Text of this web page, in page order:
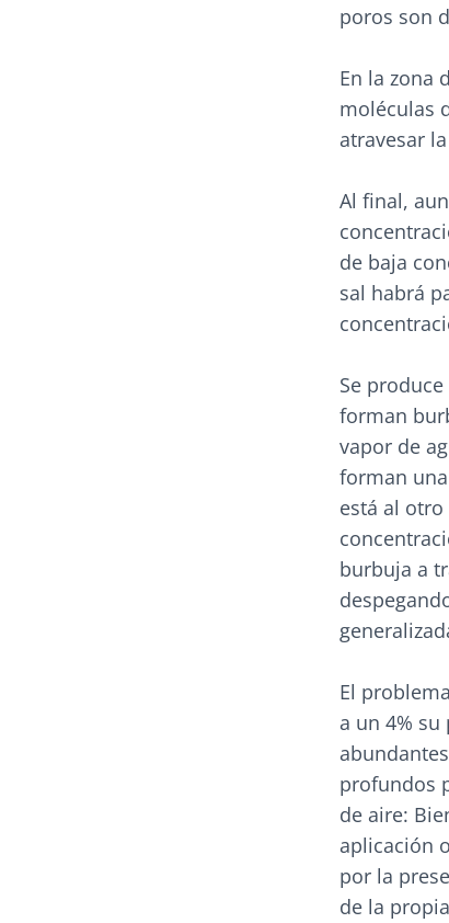
poros son
En la zona
moléculas
atravesar
Al final,
de baja
sal habrá
Se
forman
vapor de
forman
está al
burbuja a
El
a un 4%
profundos
de aire:
aplicación
por la
de la